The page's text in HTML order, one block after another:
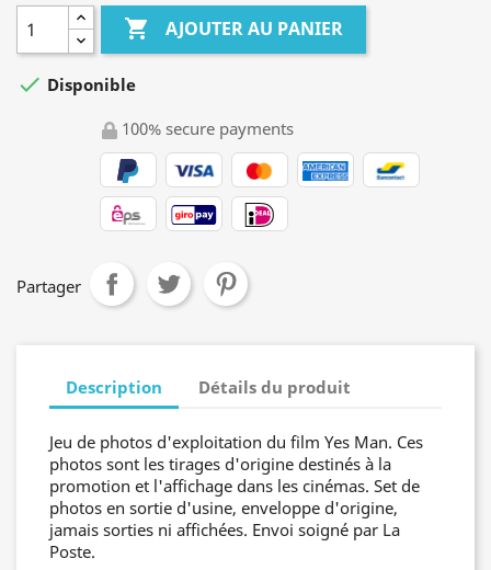
 AJOUTER AU PANIER
 Disponible
100% secure payments
Partager
Description Détails du produit
Jeu de photos d'exploitation du film Yes Man. Ces
photos sont les tirages d'origine destinés à la
promotion et l'affichage dans les cinémas. Set de
photos en sortie d'usine, enveloppe d'origine,
jamais sorties ni affichées. Envoi soigné par La
Poste.